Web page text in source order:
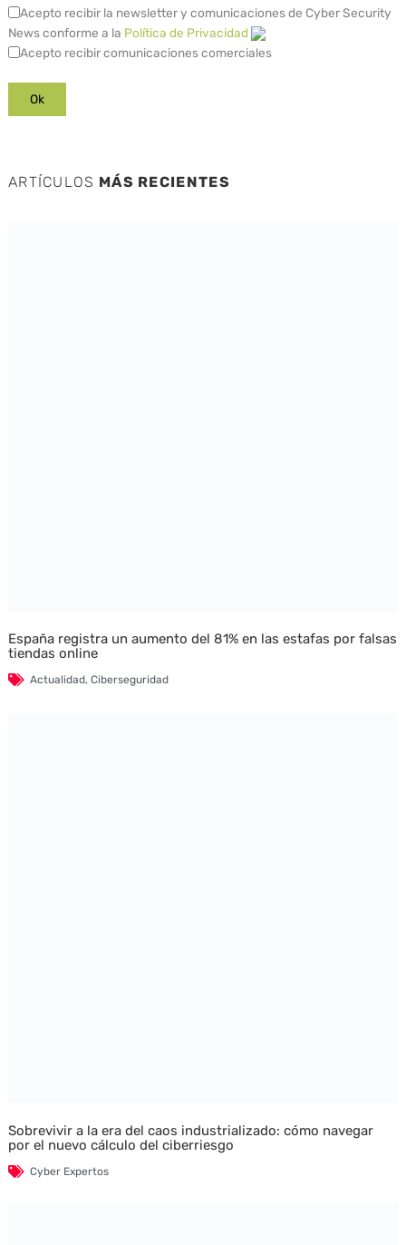
Acepto recibir la newsletter y comunicaciones de Cyber Security
News conforme a la Política de Privacidad
Acepto recibir comunicaciones comerciales
ARTÍCULOS MÁS RECIENTES
España registra un aumento del 81% en las estafas por falsas
tiendas online
Actualidad, Ciberseguridad
Sobrevivir a la era del caos industrializado: cómo navegar
por el nuevo cálculo del ciberriesgo
Cyber Expertos